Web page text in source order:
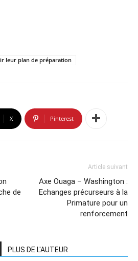
leur plan de préparation
X Pinterest
de
Article suivant
Axe Ouaga – Washington :
Echanges précurseurs à la
Primature pour un
renforcement
PLUS DE L'AUTEUR